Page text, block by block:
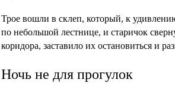
Трое вошли в склеп, который, к
по небольшой лестнице, и старичок
коридора, заставило их остановиться и
Ночь не для прогулок